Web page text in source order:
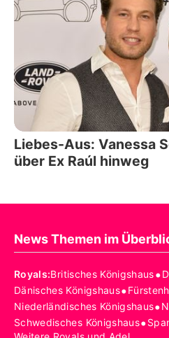
Liebes-Aus: Vanessa
über Ex Raúl hinweg
News Themen im
Royals:Britisches Königshaus•
Dänisches Königshaus•
Niederländisches Königshaus•
Schwedisches Königshaus•